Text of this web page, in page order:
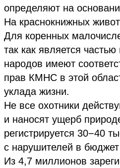
определяют на
На краснокнижных
Для коренных
так как является
народов имеют
прав КМНС в этой
уклада жизни.
Не все охотники
и наносят ущерб
регистрируется 30−40
с нарушителей в
Из 4,7 миллионов